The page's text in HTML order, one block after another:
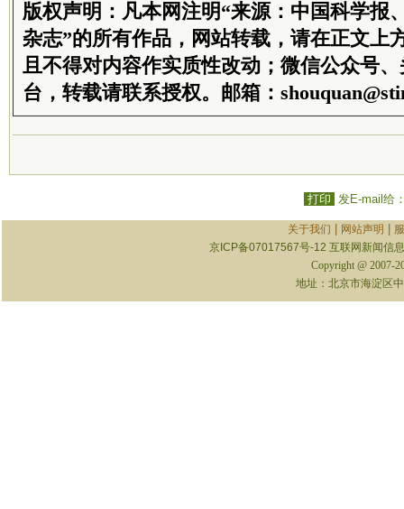
版权声明：凡本网注明“来源：中国科学报
杂志”的所有作品，网站转载，请在正文上
且不得对内容作实质性改动；微信公众号
台，转载请联系授权。邮箱：
打印 发E-mail给
关于我们 网站声明
京ICP备07017567号-12 互联网新闻信
Copyright @ 2007-
地址：北京市海淀区